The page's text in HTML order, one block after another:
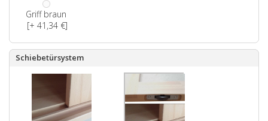
Griff braun
[+ 41,34 €]
Schiebetürsystem